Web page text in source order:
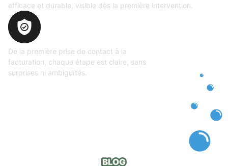
efficace et durable, visible dès la première intervention.
De la première prise de contact à la
facturation, chaque étape est claire, sans
surprises ni ambiguïtés.